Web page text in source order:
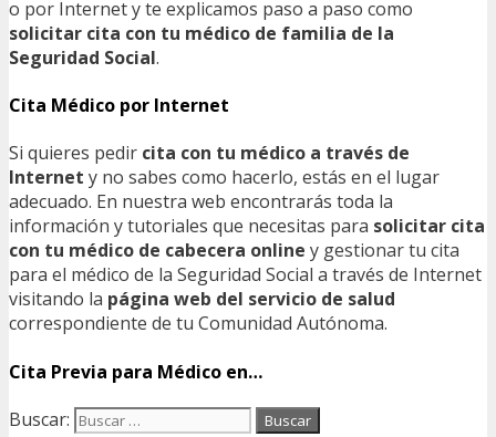
o por Internet y te explicamos paso a paso como
solicitar cita con tu médico de familia de la
Seguridad Social.
Cita Médico por Internet
Si quieres pedir cita con tu médico a través de
Internet y no sabes como hacerlo, estás en el lugar
adecuado. En nuestra web encontrarás toda la
información y tutoriales que necesitas para solicitar cita
con tu médico de cabecera online y gestionar tu cita
para el médico de la Seguridad Social a través de Internet
visitando la página web del servicio de salud
correspondiente de tu Comunidad Autónoma.
Cita Previa para Médico en…
Buscar: